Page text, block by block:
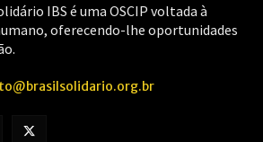
IBS é uma OSCIP voltada à
oferecendo-lhe oportunidades